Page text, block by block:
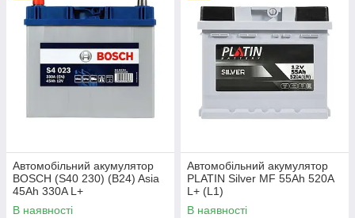
Автомобільний акумулятор
BOSCH (S40 230) (B24) Asia
45Ah 330A L+
В наявності
Автомобільний акумулятор
PLATIN Silver MF 55Ah 520A
L+ (L1)
В наявності